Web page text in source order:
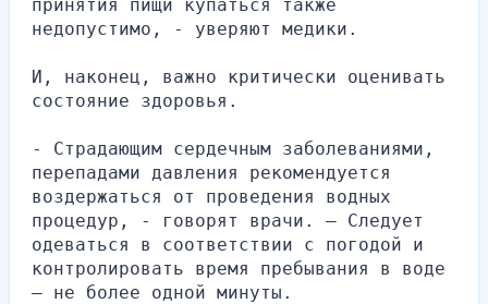
принятия пищи купаться также
недопустимо, - уверяют медики.
И, наконец, важно критически оценивать
состояние здоровья.
- Страдающим сердечным заболеваниями,
перепадами давления рекомендуется
воздержаться от проведения водных
процедур, - говорят врачи. – Следует
одеваться в соответствии с погодой и
контролировать время пребывания в воде
– не более одной минуты.